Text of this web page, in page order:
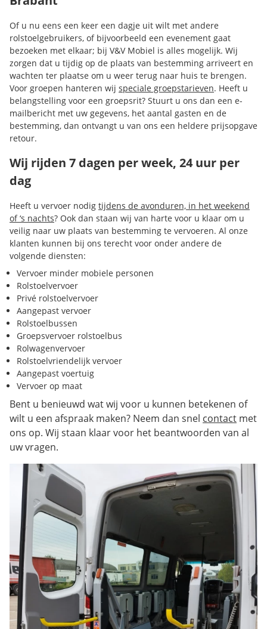
Of u nu eens een keer een dagje uit wilt met andere
rolstoelgebruikers, of bijvoorbeeld een evenement gaat
bezoeken met elkaar; bij V&V Mobiel is alles mogelijk. Wij
zorgen dat u tijdig op de plaats van bestemming arriveert en
wachten ter plaatse om u weer terug naar huis te brengen.
Voor groepen hanteren wij speciale groepstarieven. Heeft u
belangstelling voor een groepsrit? Stuurt u ons dan een e-
mailbericht met uw gegevens, het aantal gasten en de
bestemming, dan ontvangt u van ons een heldere prijsopgave
retour.
Wij rijden 7 dagen per week, 24 uur per
dag
Heeft u vervoer nodig tijdens de avonduren, in het weekend
of ‘s nachts? Ook dan staan wij van harte voor u klaar om u
veilig naar uw plaats van bestemming te vervoeren. Al onze
klanten kunnen bij ons terecht voor onder andere de
volgende diensten:
Vervoer minder mobiele personen
Rolstoelvervoer
Privé rolstoelvervoer
Aangepast vervoer
Rolstoelbussen
Groepsvervoer rolstoelbus
Rolwagenvervoer
Rolstoelvriendelijk vervoer
Aangepast voertuig
Vervoer op maat
Bent u benieuwd wat wij voor u kunnen betekenen of
wilt u een afspraak maken? Neem dan snel contact met
ons op. Wij staan klaar voor het beantwoorden van al
uw vragen.